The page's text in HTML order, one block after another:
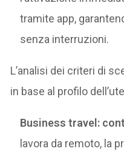
tramite app,
senza interruzioni.
L’analisi dei criteri di
in base al profilo
Business travel:
lavora da remoto, la